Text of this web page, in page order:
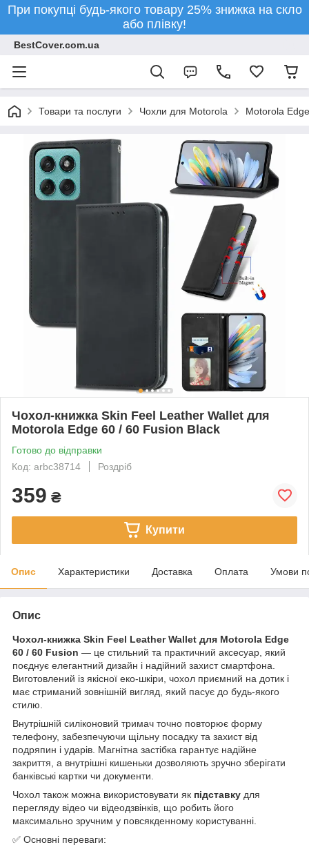
При покупці будь-якого товару 25% знижка на скло
або плівку!
BestCover.com.ua
Товари та послуги Чохли для Motorola Motorola
Чохол-книжка Skin Feel Leather Wallet для
Motorola Edge 60 / 60 Fusion Black
Готово до відправки
Код: arbc38714
Роздріб
359 ₴
Купити
Опис Характеристики Доставка Оплата Умови
Опис
Чохол-книжка Skin Feel Leather Wallet для Motorola Edge
60 / 60 Fusion — це стильний та практичний аксесуар, який
поєднує елегантний дизайн і надійний захист смартфона.
Виготовлений із якісної еко-шкіри, чохол приємний на дотик і
має стриманий зовнішній вигляд, який пасує до будь-якого
стилю.
Внутрішній силіконовий тримач точно повторює форму
телефону, забезпечуючи щільну посадку та захист від
подряпин і ударів. Магнітна застібка гарантує надійне
закриття, а внутрішні кишеньки дозволяють зручно зберігати
банківські картки чи документи.
Чохол також можна використовувати як підставку для
перегляду відео чи відеодзвінків, що робить його
максимально зручним у повсякденному користуванні.
✅ Основні переваги: